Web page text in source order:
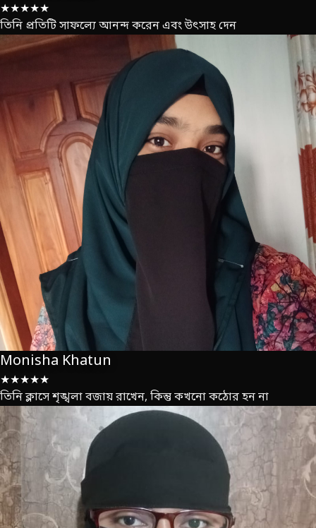
★★★★★
তিনি প্রতিটি সাফল্যে আনন্দ করেন এবং উৎসাহ দেন
Monisha Khatun
★★★★★
তিনি ক্লাসে শৃঙ্খলা বজায় রাখেন, কিন্তু কখনো কঠোর হন না